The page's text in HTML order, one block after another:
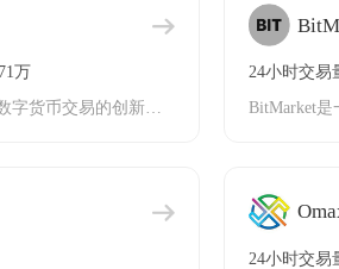
万
24小时交易
24小时交易